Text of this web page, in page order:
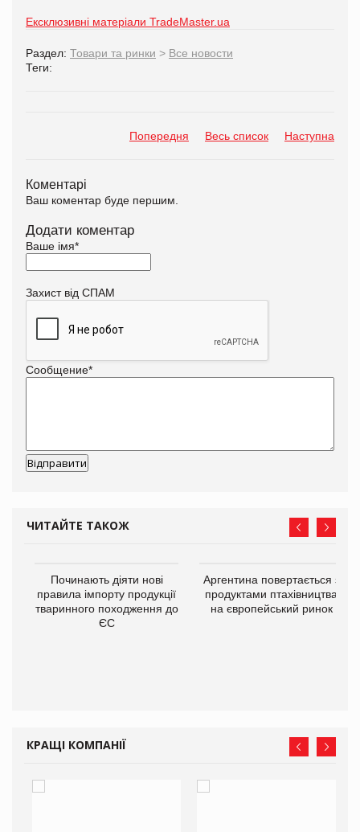
Ексклюзивні матеріали TradeMaster.ua
Раздел: Товари та ринки > Все новости
Теги:
Попередня Весь список Наступна
Коментарі
Ваш коментар буде першим.
Додати коментар
Ваше імя*
Захист від СПАМ
Сообщение*
ЧИТАЙТЕ ТАКОЖ
Починають діяти нові
правила імпорту продукції
тваринного походження до
ЄС
Аргентина повертається з
продуктами птахівництва
на європейський ринок
КРАЩІ КОМПАНІЇ